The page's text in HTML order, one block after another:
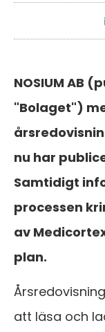
NOSIUM AB
"Bolaget")
nu har
Samtidigt
processen
av
plan.
att läsa och